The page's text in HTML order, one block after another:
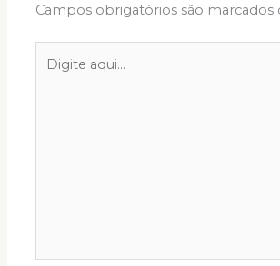
Campos obrigatórios são marcados